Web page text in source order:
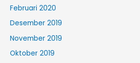
Februari 2020
Desember 2019
November 2019
Oktober 2019